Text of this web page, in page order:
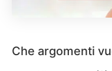
Che argomenti